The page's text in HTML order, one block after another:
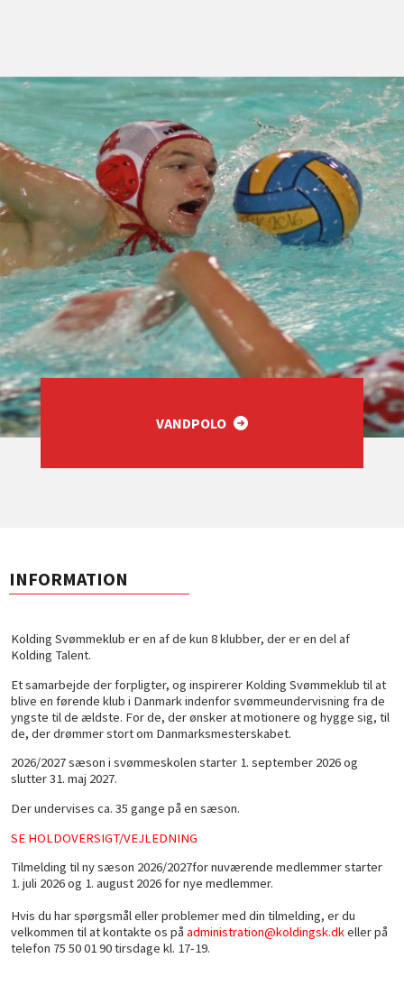
VANDPOLO
INFORMATION
Kolding Svømmeklub er en af de kun 8 klubber, der er en del af
Kolding Talent.
Et samarbejde der forpligter, og inspirerer Kolding Svømmeklub til at
blive en førende klub i Danmark indenfor svømmeundervisning fra de
yngste til de ældste. For de, der ønsker at motionere og hygge sig, til
de, der drømmer stort om Danmarksmesterskabet.
2026/2027 sæson i svømmeskolen starter 1. september 2026 og
slutter 31. maj 2027.
Der undervises ca. 35 gange på en sæson.
SE HOLDOVERSIGT/VEJLEDNING
Tilmelding til ny sæson 2026/2027for nuværende medlemmer starter
1. juli 2026 og 1. august 2026 for nye medlemmer.
Hvis du har spørgsmål eller problemer med din tilmelding, er du
velkommen til at kontakte os på administration@koldingsk.dkeller på
telefon 75 50 01 90 tirsdage kl. 17-19.